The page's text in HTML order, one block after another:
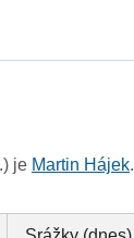
je Martin Hájek.